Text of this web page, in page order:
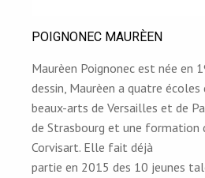
POIGNONEC MAURÈEN
Maurèen Poignonec est née en
dessin, Maurèen a quatre
beaux-arts de Versailles et de
de Strasbourg et une formation
Corvisart. Elle fait déjà
partie en 2015 des 10 jeunes